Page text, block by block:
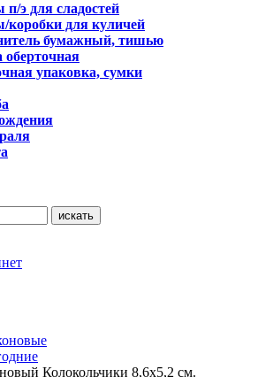
п/э для сладостей
коробки для куличей
бумажный, тишью
оберточная
упаковка, сумки
искать
Колокольчики 8,6х5,2 см.